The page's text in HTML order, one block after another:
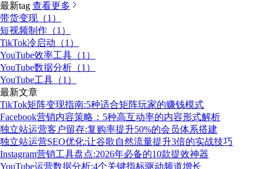
最新tag 查看更多
带货变现（1）
短视频制作（1）
TikTok冷启动（1）
YouTube效率工具（1）
YouTube数据分析（1）
YouTube工具（1）
最新文章
TikTok矩阵变现指南:5种适合矩阵玩家的赚钱模式
Facebook营销内容策略：5种高互动率的内容形式解析
独立站运营客户留存:复购率提升50%的会员体系搭建
独立站运营SEO优化:让谷歌自然流量提升3倍的实战技巧
Instagram营销工具盘点:2026年必备的10款提效神器
YouTube运营数据分析:4个关键指标驱动频道增长